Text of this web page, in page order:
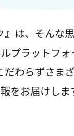
』は、そんな
プラットフォ
だわらずさま
報をお届けしま